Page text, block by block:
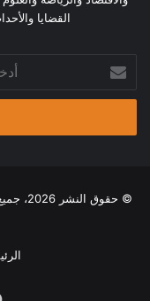
القضايا
بريدك
الإلكتروني
© حقوق النشر 2026، جميع الحقوق محفوظة | تصميم